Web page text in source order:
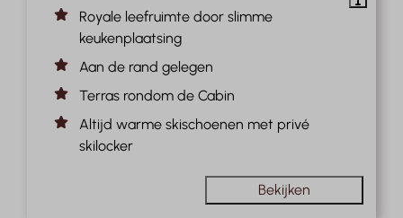
Royale leefruimte door slimme
keukenplaatsing
Aan de rand gelegen
Terras rondom de Cabin
Altijd warme skischoenen met privé
skilocker
Bekijken